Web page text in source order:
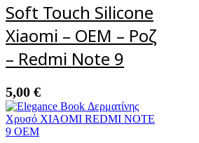
Soft Touch Silicone
Xiaomi – OEM – Ροζ
– Redmi Note 9
5,00 €